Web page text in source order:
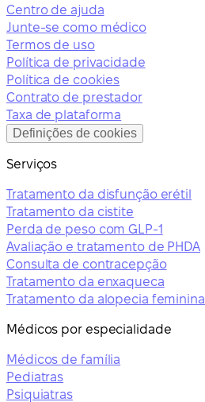
Centro de ajuda
Junte-se como médico
Termos de uso
Política de privacidade
Política de cookies
Contrato de prestador
Taxa de plataforma
Definições de cookies
Serviços
Tratamento da disfunção erétil
Tratamento da cistite
Perda de peso com GLP-1
Avaliação e tratamento de PHDA
Consulta de contracepção
Tratamento da enxaqueca
Tratamento da alopecia feminina
Médicos por especialidade
Médicos de família
Pediatras
Psiquiatras